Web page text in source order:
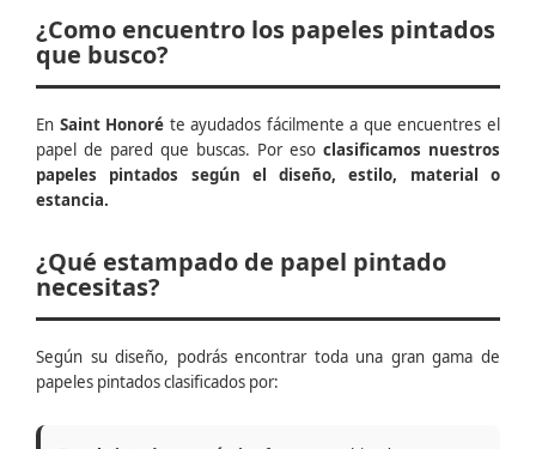
¿Como encuentro los papeles pintados
que busco?
En Saint Honoré te ayudados fácilmente a que encuentres el
papel de pared que buscas. Por eso clasificamos nuestros
papeles pintados según el diseño, estilo, material o
estancia.
¿Qué estampado de papel pintado
necesitas?
Según su diseño, podrás encontrar toda una gran gama de
papeles pintados clasificados por: